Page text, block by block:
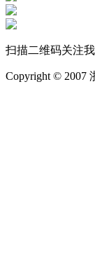
扫描二维码关注
Copyright © 2007